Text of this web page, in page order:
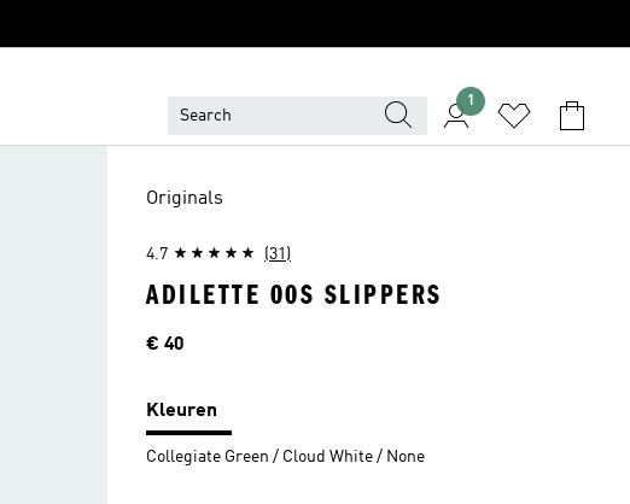
1
Originals
4.7 (31)
ADILETTE 00S SLIPPERS
Price
€ 40
Kleuren
Collegiate Green / Cloud White / None